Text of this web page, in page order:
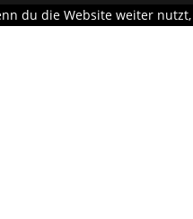
du die Website weiter